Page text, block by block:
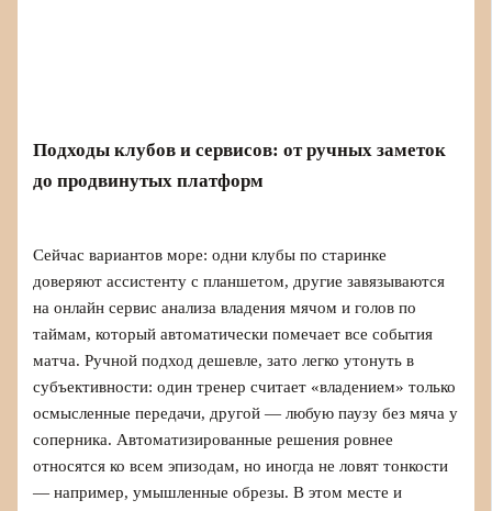
Подходы клубов и сервисов: от ручных заметок
до продвинутых платформ
Сейчас вариантов море: одни клубы по старинке
доверяют ассистенту с планшетом, другие завязываются
на онлайн сервис анализа владения мячом и голов по
таймам, который автоматически помечает все события
матча. Ручной подход дешевле, зато легко утонуть в
субъективности: один тренер считает «владением» только
осмысленные передачи, другой — любую паузу без мяча у
соперника. Автоматизированные решения ровнее
относятся ко всем эпизодам, но иногда не ловят тонкости
— например, умышленные обрезы. В этом месте и